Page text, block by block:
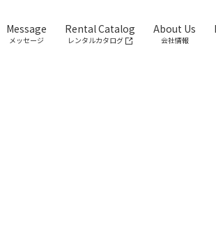
Message
メッセージ
Rental Catalog
レンタルカタログ
About Us
会社情報